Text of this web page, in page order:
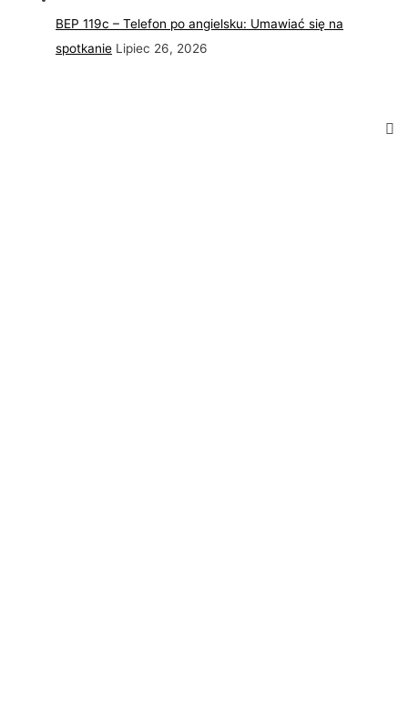
BEP 119c – Telefon po angielsku: Umawiać się na
spotkanie Lipiec 26, 2026